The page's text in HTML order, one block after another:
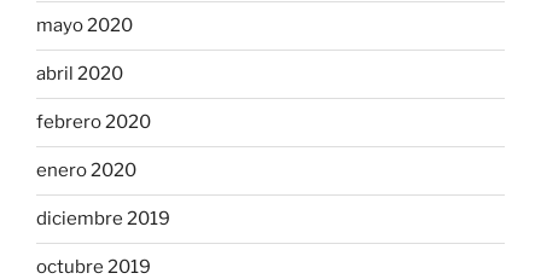
mayo 2020
abril 2020
febrero 2020
enero 2020
diciembre 2019
octubre 2019